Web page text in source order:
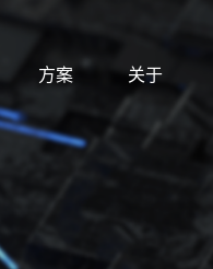
方案 关于